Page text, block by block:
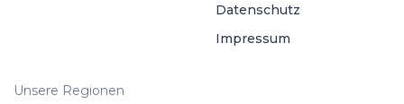
Datenschutz
Impressum
Unsere Regionen